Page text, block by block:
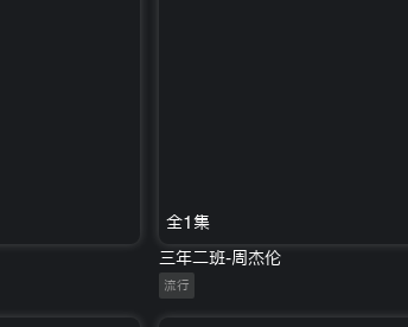
全1集
三年二班-周杰伦
流行